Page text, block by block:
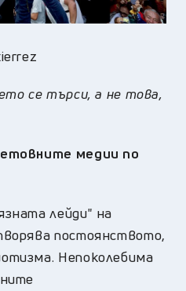
се търси, а не това,
медии по
лейди" на
постоянството,
Непоколебима